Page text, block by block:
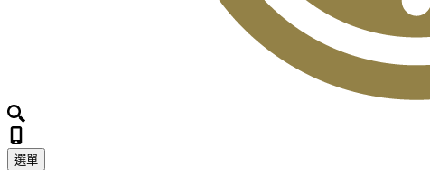
選單